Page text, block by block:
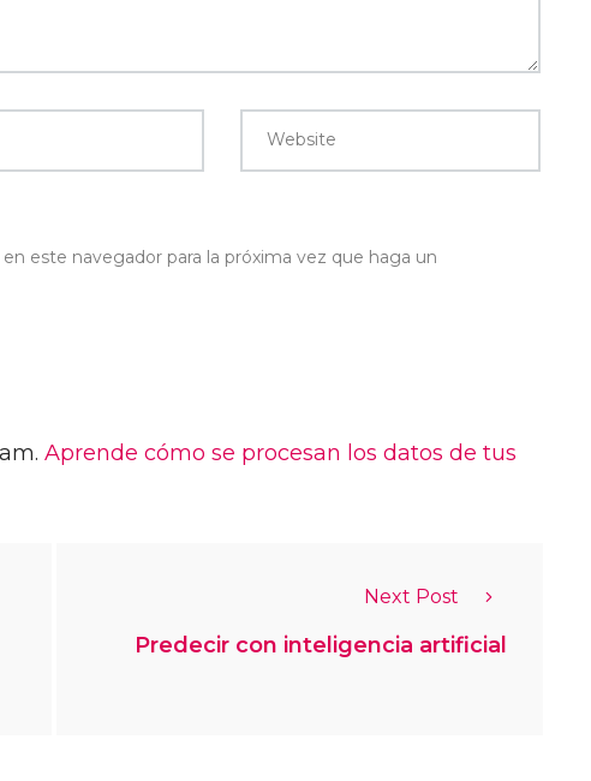
Website
este navegador para la próxima vez que haga un
Aprende cómo se procesan los datos de tus
Next Post
Predecir con inteligencia artificial